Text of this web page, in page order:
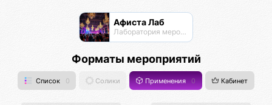
Афиста Лаб
Лаборатория мероприятий
Форматы мероприятий
Список 0 Солики Применения 0 Кабинет